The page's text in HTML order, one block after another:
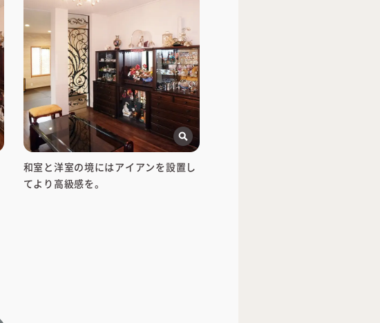
和室と洋室の境にはアイアンを設置し
てより高級感を。